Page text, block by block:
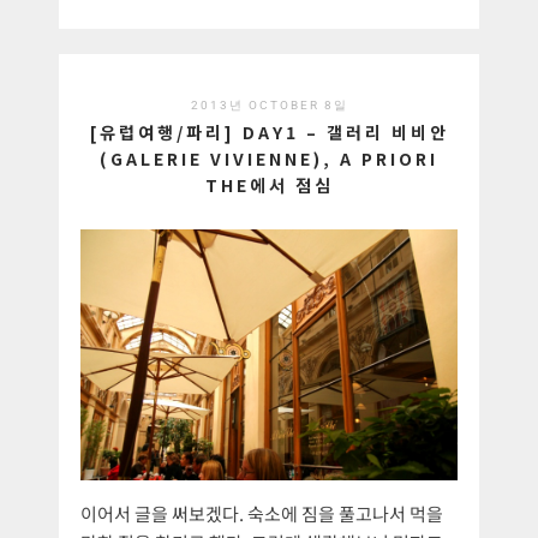
2013년 OCTOBER 8일
[유럽여행/파리] DAY1 – 갤러리 비비안
(GALERIE VIVIENNE), A PRIORI
THE에서 점심
이어서 글을 써보겠다. 숙소에 짐을 풀고나서 먹을